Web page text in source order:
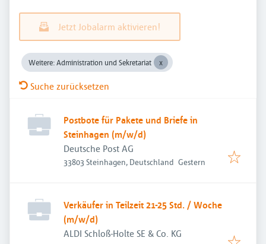
Jetzt Jobalarm aktivieren!
Weitere: Administration und Sekretariat
Suche zurücksetzen
Postbote für Pakete und Briefe in
Steinhagen (m/w/d)
Deutsche Post AG
33803 Steinhagen, Deutschland Veröffentlicht
Gestern
Verkäufer in Teilzeit 21-25 Std. / Woche
(m/w/d)
ALDI Schloß-Holte SE & Co. KG